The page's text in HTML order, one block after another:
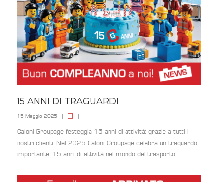
15 ANNI DI TRAGUARDI
15 Maggio 2025 | |
Caloni Groupage festeggia 15 anni di attività: grazie a tutti i
nostri clienti! Nel 2025 Caloni Groupage celebra un traguardo
importante: 15 anni di attività nel mondo del trasporto...